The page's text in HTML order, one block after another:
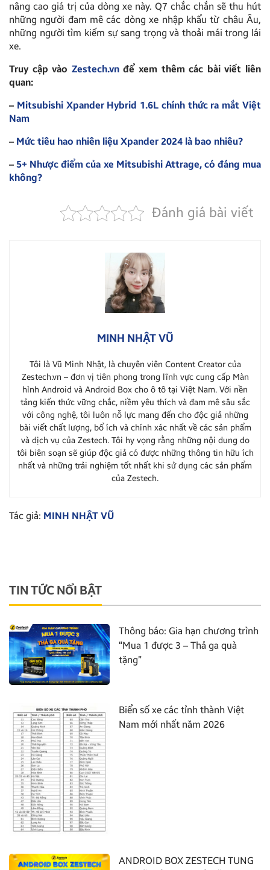
nâng cao giá trị của dòng xe này. Q7 chắc chắn sẽ thu hút
những người đam mê các dòng xe nhập khẩu từ châu Âu,
những người tìm kiếm sự sang trọng và thoải mái trong lái
xe.
Truy cập vào Zestech.vnđể xem thêm các bài viết liên
quan:
– Mitsubishi Xpander Hybrid 1.6L chính thức ra mắt Việt
Nam
– Mức tiêu hao nhiên liệu Xpander 2024 là bao nhiêu?
–5+ Nhược điểm của xe Mitsubishi Attrage, có đáng mua
không?
Đánh giá bài viết
MINH NHẬT VŨ
Tôi là Vũ Minh Nhật, là chuyên viên Content Creator của
Zestech.vn – đơn vị tiên phong trong lĩnh vực cung cấp Màn
hình Android và Android Box cho ô tô tại Việt Nam. Với nền
tảng kiến thức vững chắc, niềm yêu thích và đam mê sâu sắc
với công nghệ, tôi luôn nỗ lực mang đến cho độc giả những
bài viết chất lượng, bổ ích và chính xác nhất về các sản phẩm
và dịch vụ của Zestech. Tôi hy vọng rằng những nội dung do
tôi biên soạn sẽ giúp độc giả có được những thông tin hữu ích
nhất và những trải nghiệm tốt nhất khi sử dụng các sản phẩm
của Zestech.
Tác giả: MINH NHẬT VŨ
TIN TỨC NỔI BẬT
Thông báo: Gia hạn chương trình
“Mua 1 được 3 – Thả ga quà
tặng”
Biển số xe các tỉnh thành Việt
Nam mới nhất năm 2026
ANDROID BOX ZESTECH TUNG